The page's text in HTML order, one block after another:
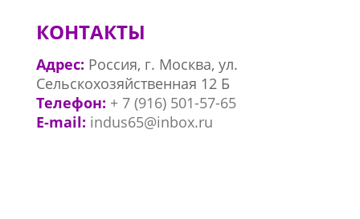
КОНТАКТЫ
Адрес: Россия,​ г. Москва, ул.
Сельскохозяйственная 12 Б
Телефон: + 7 (916) 501-57-65
E-mail: indus65@inbox.ru